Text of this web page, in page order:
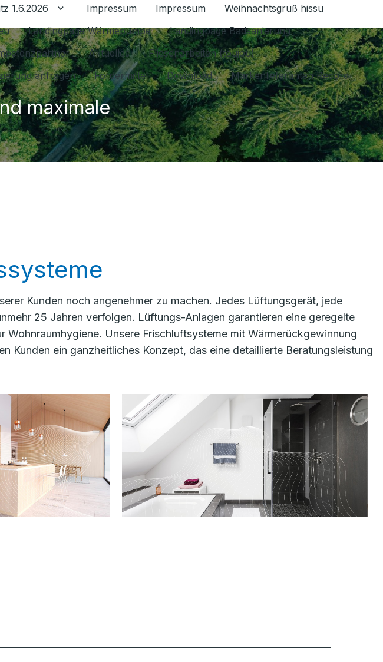
umschalten
1.6.2026 Untermenü für Datenschutz 1.6.2026 umschalten
Impressum Impressum
Weihnachtsgruß hissu
Landingpage Wärmepumpe
Landingpage Badsanierung
Aktuelles
Fliesenarbeiten (toujou)
anfragen Fördermittel Download Markenlieferanten Record
maximale
Kunden noch angenehmer zu machen. Jedes Lüftungsgerät, jede
25 Jahren verfolgen. Lüftungs-Anlagen garantieren eine geregelte
Unsere Frischluftsysteme mit Wärmerückgewinnung
Kunden ein ganzheitliches Konzept, das eine detaillierte Beratungsleistung